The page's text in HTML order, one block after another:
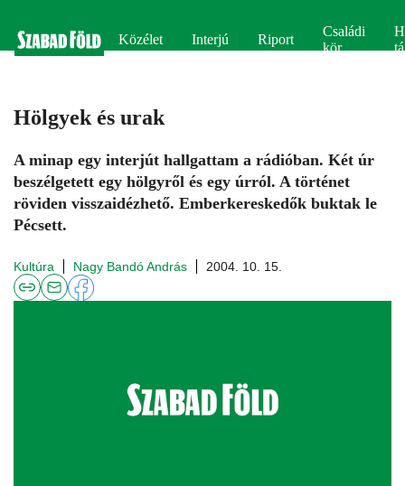
Közélet Interjú Riport
Családi
kör
Hölgyek és urak
A minap egy interjút hallgattam a rádióban. Két úr
beszélgetett egy hölgyről és egy úrról. A történet
röviden visszaidézhető. Emberkereskedők buktak le
Pécsett.
Kultúra Nagy Bandó András 2004. 10. 15.